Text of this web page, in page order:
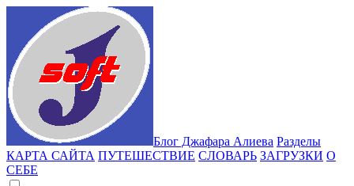
Блог Джафара Алиева Разделы
КАРТА САЙТА ПУТЕШЕСТВИЕ СЛОВАРЬ ЗАГРУЗКИ О
СЕБЕ